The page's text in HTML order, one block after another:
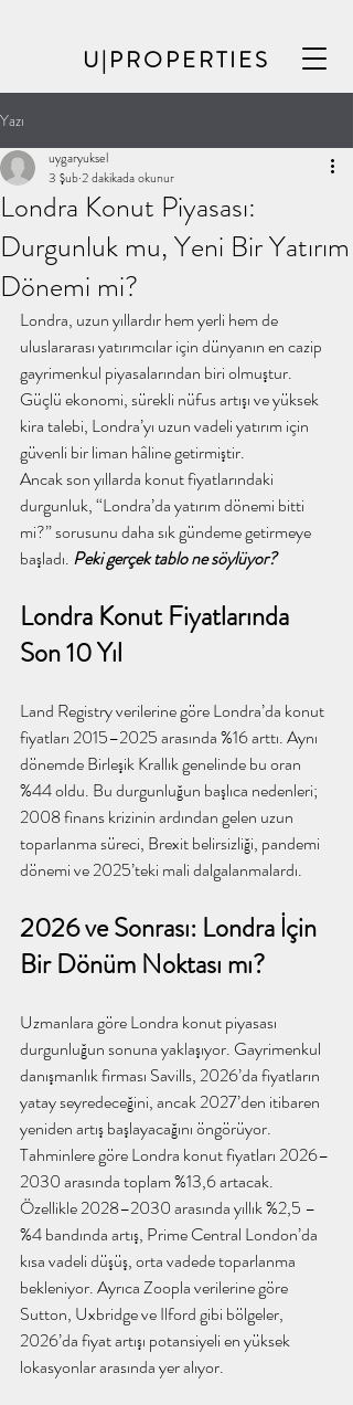
U|PROPERTIES
Yazı
Londra Konut Piyasası:
Durgunluk mu, Yeni Bir Yatırım
Dönemi mi?
uygaryuksel
3 Şub2 dakikada okunur
Londra, uzun yıllardır hem yerli hem de
uluslararası yatırımcılar için dünyanın en cazip
gayrimenkul piyasalarından biri olmuştur.
Güçlü ekonomi, sürekli nüfus artışı ve yüksek
kira talebi, Londra’yı uzun vadeli yatırım için
güvenli bir liman hâline getirmiştir.
Ancak son yıllarda konut fiyatlarındaki
durgunluk, “Londra’da yatırım dönemi bitti
mi?” sorusunu daha sık gündeme getirmeye
başladı. Peki gerçek tablo ne söylüyor?
Londra Konut Fiyatlarında
Son 10 Yıl
Land Registry verilerine göre Londra’da konut
fiyatları 2015–2025 arasında %16 arttı. Aynı
dönemde Birleşik Krallık genelinde bu oran
%44 oldu. Bu durgunluğun başlıca nedenleri;
2008 finans krizinin ardından gelen uzun
toparlanma süreci, Brexit belirsizliği, pandemi
dönemi ve 2025’teki mali dalgalanmalardı.
2026 ve Sonrası: Londra İçin
Bir Dönüm Noktası mı?
Uzmanlara göre Londra konut piyasası
durgunluğun sonuna yaklaşıyor. Gayrimenkul
danışmanlık firması Savills, 2026’da fiyatların
yatay seyredeceğini, ancak 2027’den itibaren
yeniden artış başlayacağını öngörüyor.
Tahminlere göre Londra konut fiyatları 2026–
2030 arasında toplam %13,6 artacak.
Özellikle 2028–2030 arasında yıllık %2,5 –
%4 bandında artış, Prime Central London’da
kısa vadeli düşüş, orta vadede toparlanma
bekleniyor. Ayrıca Zoopla verilerine göre
Sutton, Uxbridge ve Ilford gibi bölgeler,
2026’da fiyat artışı potansiyeli en yüksek
lokasyonlar arasında yer alıyor.